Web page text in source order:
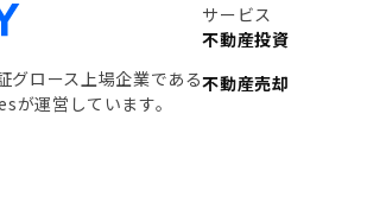
グロース上場企業である
運営しています。
サービス
不動産投資
不動産売却